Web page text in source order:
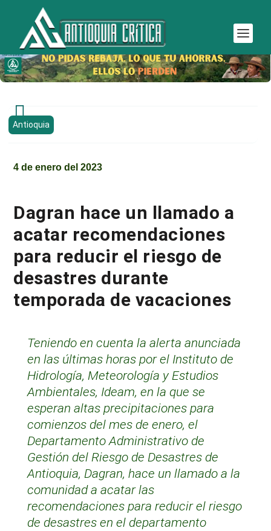

Antioquia
4 de enero del 2023
Dagran hace un llamado a
acatar recomendaciones
para reducir el riesgo de
desastres durante
temporada de vacaciones
Teniendo en cuenta la alerta anunciada
en las últimas horas por el Instituto de
Hidrología, Meteorología y Estudios
Ambientales, Ideam, en la que se
esperan altas precipitaciones para
comienzos del mes de enero, el
Departamento Administrativo de
Gestión del Riesgo de Desastres de
Antioquia, Dagran, hace un llamado a la
comunidad a acatar las
recomendaciones para reducir el riesgo
de desastres en el departamento